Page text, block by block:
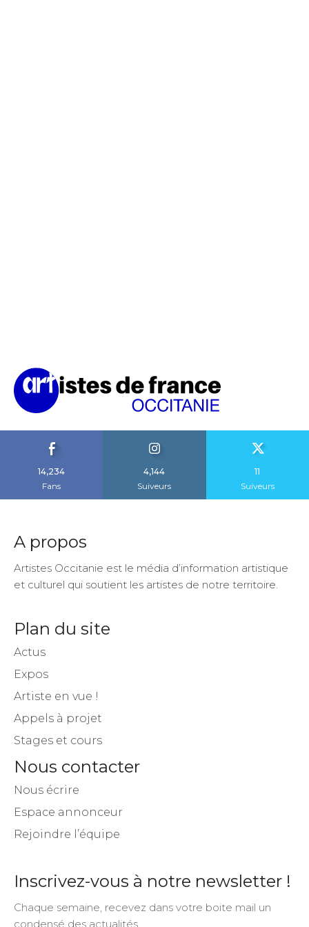
14,234
Fans
4,144
Suiveurs
11
Suiveurs
A propos
Artistes Occitanie est le média d’information artistique
et culturel qui soutient les artistes de notre territoire.
Plan du site
Actus
Expos
Artiste en vue !
Appels à projet
Stages et cours
Nous contacter
Nous écrire
Espace annonceur
Rejoindre l’équipe
Inscrivez-vous à notre newsletter !
Chaque semaine, recevez dans votre boite mail un
condensé des actualités.